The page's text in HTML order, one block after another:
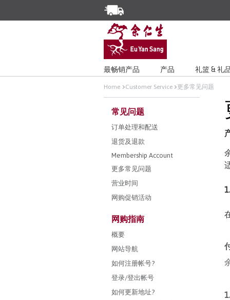
Limited Time Special: Free
最畅销产品 产品 礼篮 & 礼
Home Customer Service 更多常见问题
常见问题
订单处理和配送
退货及退款
Membership Account
更多常见问题
营业时间
网购促销活动
网购指南
概要
网站导航
如何注册帐号?
登录/登出帐号
如何更新地址?
1.